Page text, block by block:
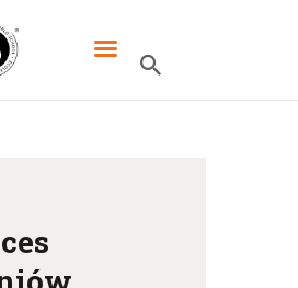
IM.
KOPERNIKA W